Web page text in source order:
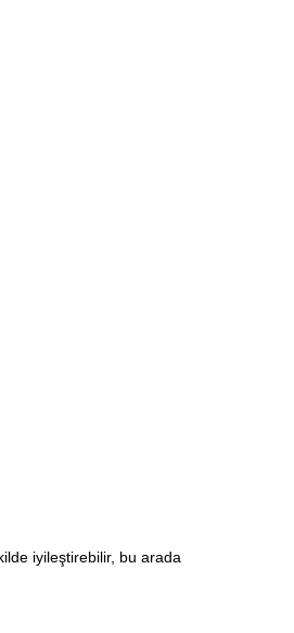
iyileştirebilir, bu arada